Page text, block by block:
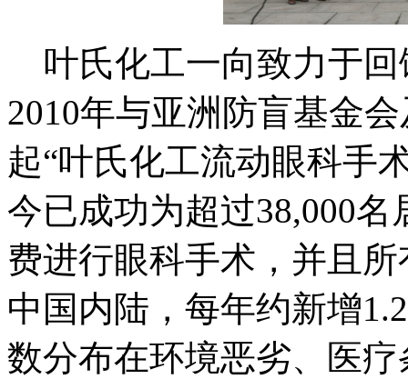
叶氏化工一向致力于回
2010年与亚洲防盲基金
起“叶氏化工流动眼科手
今已成功为超过38,000
费进行眼科手术，并且
中国内陆，每年约新增
数分布在环境恶劣、医